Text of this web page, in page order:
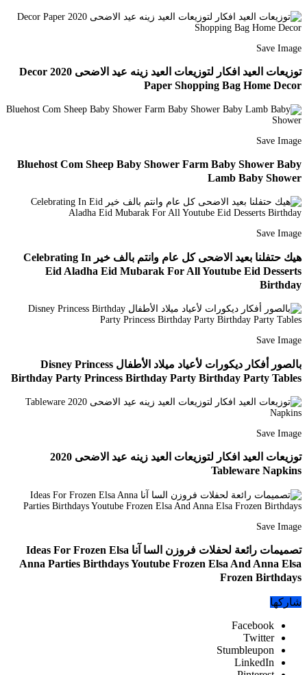
Save Image
توزيعات العيد افكار لتوزيعات العيد زينه عيد الاضحى 2020 Decor
Paper Shopping Bag Home Decor
Save Image
Bluehost Com Sheep Baby Shower Farm Baby Shower Baby
Lamb Baby Shower
Save Image
هيك حتفلنا بعيد الاضحى كل عام وانتم بالف خير Celebrating In
Eid Aladha Eid Mubarak For All Youtube Eid Desserts
Birthday
Save Image
بالصور أفكار ديكورات لأعياد ميلاد الأطفال Disney Princess
Birthday Party Princess Birthday Party Birthday Party Tables
Save Image
توزيعات العيد افكار لتوزيعات العيد زينه عيد الاضحى 2020
Tableware Napkins
Save Image
تصميمات رائعة لحفلات فروزن السا آنا Ideas For Frozen Elsa
Anna Parties Birthdays Youtube Frozen Elsa And Anna Elsa
Frozen Birthdays
شاركها
Facebook
Twitter
Stumbleupon
LinkedIn